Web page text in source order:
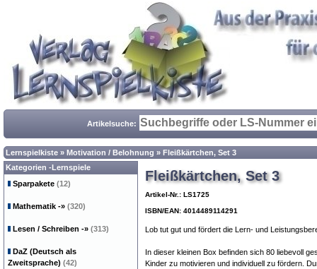
Artikelsuche:
Lernspielkiste » Motivation / Belohnung » Fleißkärtchen, Set 3
Fleißkärtchen, Set 3
Artikel-Nr.: LS1725
ISBN/EAN: 4014489114291
Lob tut gut und fördert die Lern- und
In dieser kleinen Box befinden sich 80 liebevoll
Kinder zu motivieren und individuell zu fördern.
Kategorien -Lernspiele
Sparpakete (12)
Mathematik -» (320)
Lesen / Schreiben -» (313)
DaZ (Deutsch als
Zweitsprache) (42)